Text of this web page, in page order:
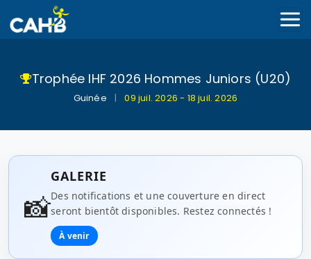
Trophée IHF 2026 Hommes Juniors (U20)
Guinée | 09 juil. 2026 - 18 juil. 2026
📸
GALERIE
Des notifications et une couverture en direct
seront bientôt disponibles. Restez connectés !
À venir